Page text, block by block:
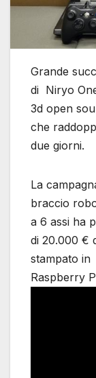
Grande
di Niryo
3d open
che
due giorni.
La
braccio
a 6 assi ha
di 20.000 €
stampato in
Raspberry